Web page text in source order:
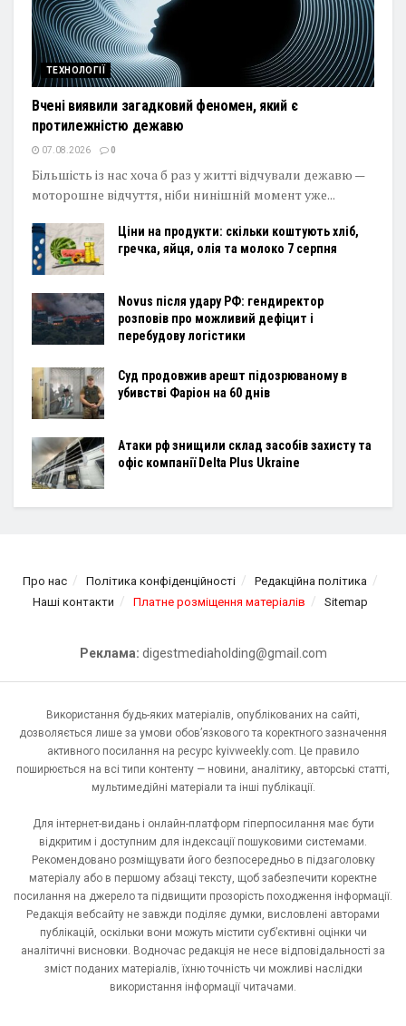
ТЕХНОЛОГІЇ
Вчені виявили загадковий феномен, який є
протилежністю дежавю
07.08.2026 0
Більшість із нас хоча б раз у житті відчували дежавю —
моторошне відчуття, ніби нинішній момент уже...
Ціни на продукти: скільки коштують хліб,
гречка, яйця, олія та молоко 7 серпня
Novus після удару РФ: гендиректор
розповів про можливий дефіцит і
перебудову логістики
Суд продовжив арешт підозрюваному в
убивстві Фаріон на 60 днів
Атаки рф знищили склад засобів захисту та
офіс компанії Delta Plus Ukraine
Про нас Політика конфіденційності
Редакційна політика
Наші контакти
Платне розміщення матеріалів Sitemap
Реклама: digestmediaholding@gmail.com
Використання будь-яких матеріалів, опублікованих на сайті,
дозволяється лише за умови обов’язкового та коректного зазначення
активного посилання на ресурс kyivweekly.com. Це правило
поширюється на всі типи контенту — новини, аналітику, авторські статті,
мультимедійні матеріали та інші публікації.
Для інтернет-видань і онлайн-платформ гіперпосилання має бути
відкритим і доступним для індексації пошуковими системами.
Рекомендовано розміщувати його безпосередньо в підзаголовку
матеріалу або в першому абзаці тексту, щоб забезпечити коректне
посилання на джерело та підвищити прозорість походження інформації.
Редакція вебсайту не завжди поділяє думки, висловлені авторами
публікацій, оскільки вони можуть містити суб’єктивні оцінки чи
аналітичні висновки. Водночас редакція не несе відповідальності за
зміст поданих матеріалів, їхню точність чи можливі наслідки
використання інформації читачами.